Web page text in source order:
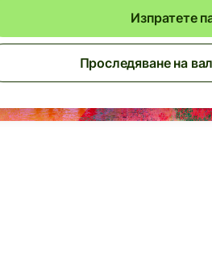
Изпратете
Проследяване на